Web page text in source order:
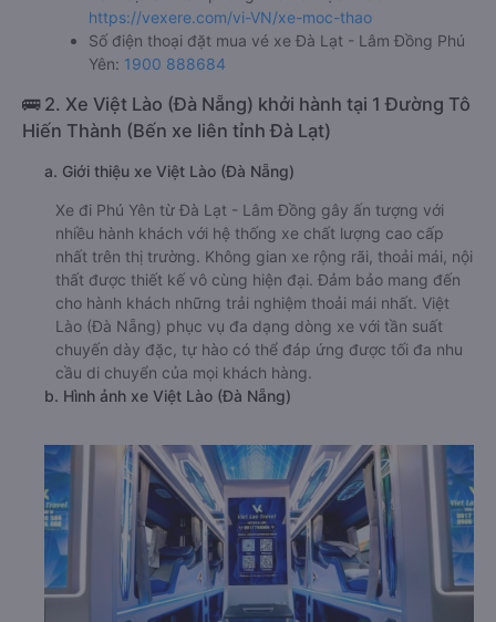
https://vexere.com/vi-VN/xe-moc-thao
Số điện thoại đặt mua vé xe Đà Lạt - Lâm Đồng Phú
Yên: 1900 888684
🚌 2. Xe Việt Lào (Đà Nẵng) khởi hành tại 1 Đường Tô
Hiến Thành (Bến xe liên tỉnh Đà Lạt)
a. Giới thiệu xe Việt Lào (Đà Nẵng)
Xe đi Phú Yên từ Đà Lạt - Lâm Đồng gây ấn tượng với
nhiều hành khách với hệ thống xe chất lượng cao cấp
nhất trên thị trường. Không gian xe rộng rãi, thoải mái, nội
thất được thiết kế vô cùng hiện đại. Đảm bảo mang đến
cho hành khách những trải nghiệm thoải mái nhất. Việt
Lào (Đà Nẵng) phục vụ đa dạng dòng xe với tần suất
chuyến dày đặc, tự hào có thể đáp ứng được tối đa nhu
cầu di chuyển của mọi khách hàng.
b. Hình ảnh xe Việt Lào (Đà Nẵng)